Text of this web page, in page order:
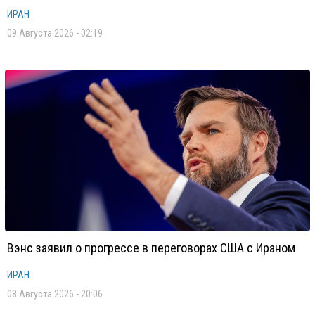
ИРАН
09 Августа 2026 - 02:19
Вэнс заявил о прогрессе в переговорах США с Ираном
ИРАН
08 Августа 2026 - 20:06